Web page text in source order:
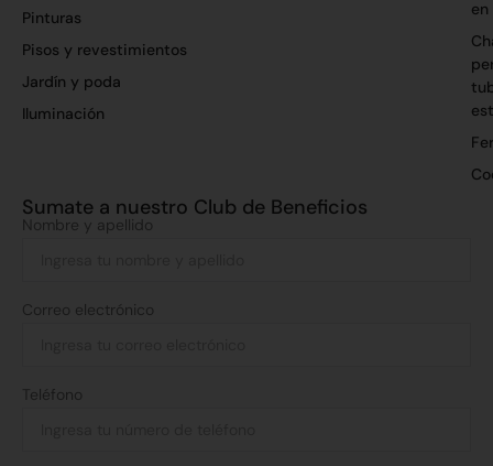
Pinturas
Pisos y revestimientos
Jardín y poda
Iluminación
en
Sumate a nuestro Club de Beneficios
Nombre y apellido
Correo electrónico
Teléfono